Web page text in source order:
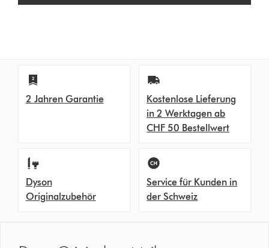
2 Jahren Garantie
Kostenlose Lieferung
in 2 Werktagen ab
CHF 50 Bestellwert
Dyson
Originalzubehör
Service für Kunden in
der Schweiz